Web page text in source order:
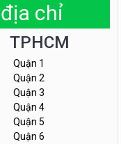
chỉ
TPHCM
Quận 1
Quận 2
Quận 3
Quận 4
Quận 5
Quận 6